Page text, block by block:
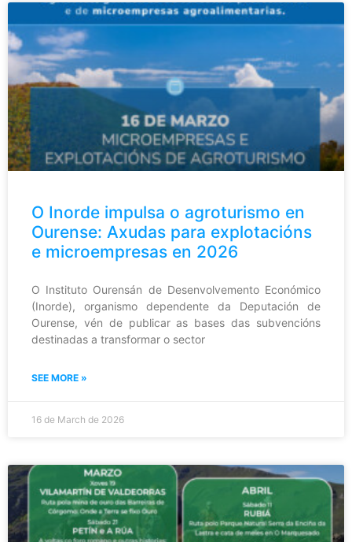
O Inorde impulsa o agroturismo en
Ourense: Axudas para explotacións
e microempresas en 2026
O Instituto Ourensán de Desenvolvemento Económico
(Inorde), organismo dependente da Deputación de
Ourense, vén de publicar as bases das subvencións
destinadas a transformar o sector
SEE MORE »
16 de March de 2026